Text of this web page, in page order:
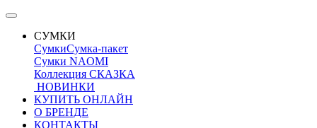
СУМКИ
СумкиСумка-пакет
Сумки NAOMI
Коллекция СКАЗКА
НОВИНКИ
КУПИТЬ ОНЛАЙН
О БРЕНДЕ
КОНТАКТЫ